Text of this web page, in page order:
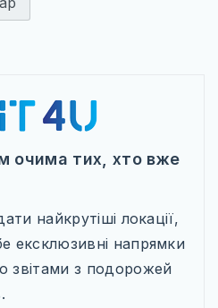
очима тих, хто вже
найкрутіші локації,
ексклюзивні напрямки
звітами з подорожей